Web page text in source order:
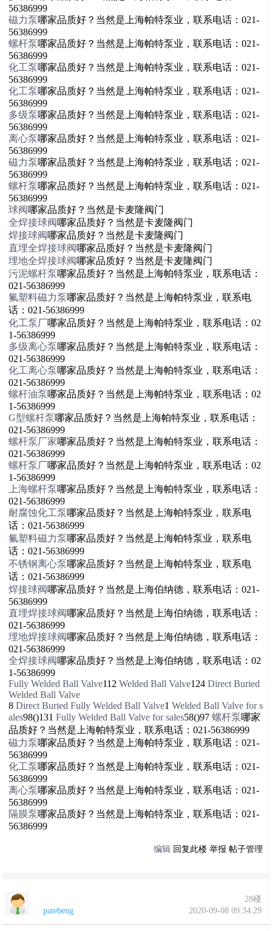
56386999
磁力泵哪家品质好？当然是上海帕特泵业，联系电话：021-
56386999
螺杆泵哪家品质好？当然是上海帕特泵业，联系电话：021-
56386999
化工泵哪家品质好？当然是上海帕特泵业，联系电话：021-
56386999
化工泵哪家品质好？当然是上海帕特泵业，联系电话：021-
56386999
多级泵哪家品质好？当然是上海帕特泵业，联系电话：021-
56386999
离心泵哪家品质好？当然是上海帕特泵业，联系电话：021-
56386999
磁力泵哪家品质好？当然是上海帕特泵业，联系电话：021-
56386999
螺杆泵哪家品质好？当然是上海帕特泵业，联系电话：021-
56386999
球阀哪家品质好？当然是卡麦隆阀门
全焊接球阀哪家品质好？当然是卡麦隆阀门
焊接球阀哪家品质好？当然是卡麦隆阀门
直埋全焊接球阀哪家品质好？当然是卡麦隆阀门
埋地全焊接球阀哪家品质好？当然是卡麦隆阀门
污泥螺杆泵哪家品质好？当然是上海帕特泵业，联系电话：
021-56386999
氟塑料磁力泵哪家品质好？当然是上海帕特泵业，联系电
话：021-56386999
化工泵厂哪家品质好？当然是上海帕特泵业，联系电话：02
1-56386999
多级离心泵哪家品质好？当然是上海帕特泵业，联系电话：
021-56386999
化工离心泵哪家品质好？当然是上海帕特泵业，联系电话：
021-56386999
螺杆油泵哪家品质好？当然是上海帕特泵业，联系电话：02
1-56386999
G型螺杆泵哪家品质好？当然是上海帕特泵业，联系电话：
021-56386999
螺杆泵厂家哪家品质好？当然是上海帕特泵业，联系电话：
021-56386999
螺杆泵厂哪家品质好？当然是上海帕特泵业，联系电话：02
1-56386999
上海螺杆泵哪家品质好？当然是上海帕特泵业，联系电话：
021-56386999
耐腐蚀化工泵哪家品质好？当然是上海帕特泵业，联系电
话：021-56386999
氟塑料磁力泵哪家品质好？当然是上海帕特泵业，联系电
话：021-56386999
不锈钢离心泵哪家品质好？当然是上海帕特泵业，联系电
话：021-56386999
焊接球阀哪家品质好？当然是上海伯纳德，联系电话：021-
56386999
直埋焊接球阀哪家品质好？当然是上海伯纳德，联系电话：
021-56386999
埋地焊接球阀哪家品质好？当然是上海伯纳德，联系电话：
021-56386999
全焊接球阀哪家品质好？当然是上海伯纳德，联系电话：02
1-56386999
Fully Welded Ball Valve112Welded Ball Valve124Direct Buried
Welded Ball Valve
8Direct Buried Fully Welded Ball Valve1Welded Ball Valve for s
ales98()131Fully Welded Ball Valve for sales58()97螺杆泵哪家
品质好？当然是上海帕特泵业，联系电话：021-56386999
磁力泵哪家品质好？当然是上海帕特泵业，联系电话：021-
56386999
化工泵哪家品质好？当然是上海帕特泵业，联系电话：021-
56386999
离心泵哪家品质好？当然是上海帕特泵业，联系电话：021-
56386999
隔膜泵哪家品质好？当然是上海帕特泵业，联系电话：021-
56386999
编辑 回复此楼 举报 帖子管理
28楼
patebeng
2020-09-08 09:34:29